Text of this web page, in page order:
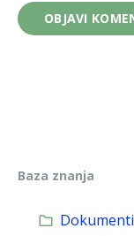
Baza znanja
Dokumenti